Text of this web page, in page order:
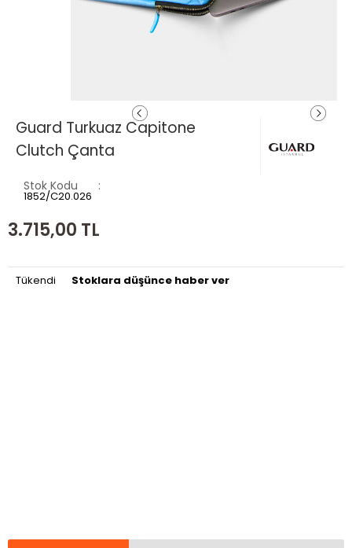
Guard Turkuaz Capitone
Clutch Çanta
Stok Kodu
1852/C20.026
3.715,00 TL
Tükendi Stoklara düşünce haber ver